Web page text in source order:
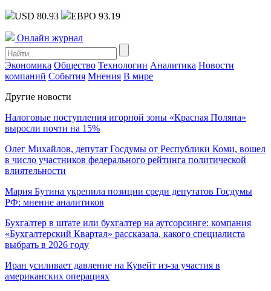
USD 80.93 ЕВРО 93.19
Онлайн журнал
Экономика Общество Технологии Аналитика Новости
компаний События Мнения В мире
Другие новости
Налоговые поступления игорной зоны «Красная Поляна»
выросли почти на 15%
Олег Михайлов, депутат Госдумы от Республики Коми, вошел
в число участников федерального рейтинга политической
влиятельности
Мария Бутина укрепила позиции среди депутатов Госдумы
РФ: мнение аналитиков
Бухгалтер в штате или бухгалтер на аутсорсинге: компания
«Бухгалтерский Квартал» рассказала, какого специалиста
выбрать в 2026 году
Иран усиливает давление на Кувейт из-за участия в
американских операциях